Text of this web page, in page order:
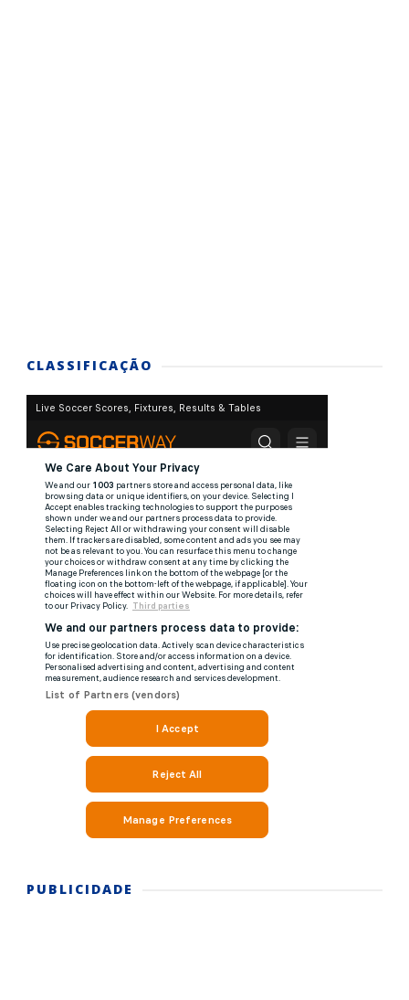
CLASSIFICAÇÃO
PUBLICIDADE